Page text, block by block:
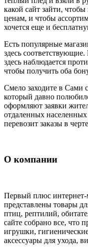
какой сайт зайти,
ценам, и чтобы
хочется еще и
Есть популярные
здесь
здесь наблюдается
чтобы получить оба
Смело заходите в Сами
который давно
оформляют заявки
отдаленных
перевозит заказы в
О компании
Первый плюс интернет-
представлены товары
птиц, рептилий,
сайте собрано все, что
игрушки,
аксессуары для ухода,